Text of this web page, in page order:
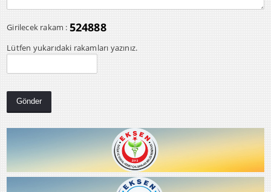
Girilecek rakam : 524888
Lütfen yukarıdaki rakamları yazınız.